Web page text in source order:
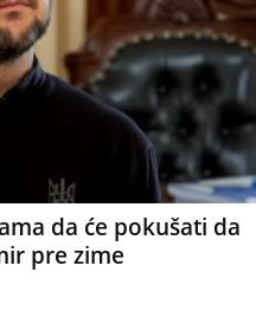
da će pokušati da
pre zime